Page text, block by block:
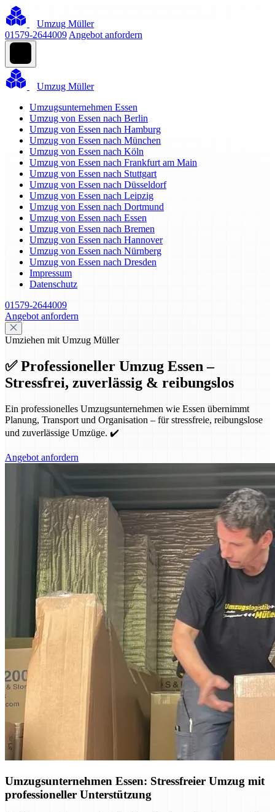
Umzug Müller
01579-2644009 Angebot anfordern
Umzug Müller
Umzugsunternehmen Essen
Umzug von Essen nach Berlin
Umzug von Essen nach Hamburg
Umzug von Essen nach München
Umzug von Essen nach Köln
Umzug von Essen nach Frankfurt am Main
Umzug von Essen nach Stuttgart
Umzug von Essen nach Düsseldorf
Umzug von Essen nach Leipzig
Umzug von Essen nach Dortmund
Umzug von Essen nach Essen
Umzug von Essen nach Bremen
Umzug von Essen nach Hannover
Umzug von Essen nach Nürnberg
Umzug von Essen nach Dresden
Impressum
Datenschutz
01579-2644009
Angebot anfordern
Umziehen mit Umzug Müller
✅ Professioneller Umzug Essen –
Stressfrei, zuverlässig & reibungslos
Ein professionelles Umzugsunternehmen wie Essen übernimmt
Planung, Transport und Organisation – für stressfreie, reibungslose
und zuverlässige Umzüge. ✔️
Angebot anfordern
Umzugsunternehmen Essen: Stressfreier Umzug mit
professioneller Unterstützung